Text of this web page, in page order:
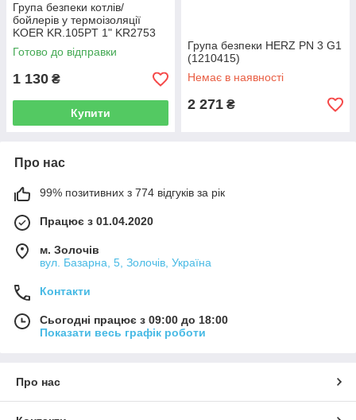
Група безпеки котлів/
бойлерів у термоізоляції
KOER KR.105PT 1" KR2753
Готово до відправки
1 130 ₴
Купити
Група безпеки HERZ PN 3 G1
(1210415)
Немає в наявності
2 271 ₴
Про нас
99% позитивних з 774 відгуків за рік
Працює з 01.04.2020
м. Золочів
вул. Базарна, 5, Золочів, Україна
Контакти
Сьогодні працює з 09:00 до 18:00
Показати весь графік роботи
Про нас